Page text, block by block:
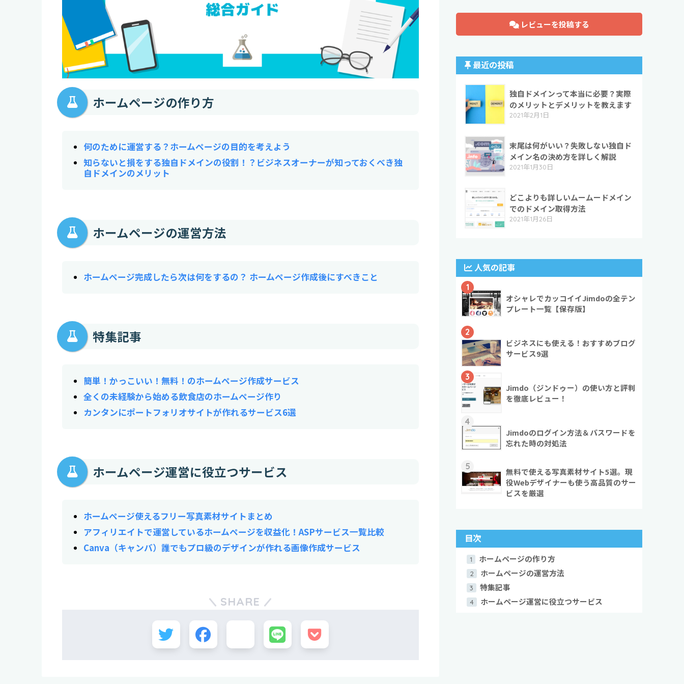
ホームページの作り方
何のために運営する？ホームページの目的を考えよう
知らないと損をする独自ドメインの役割！？ビジネスオーナーが知っておくべき独
自ドメインのメリット
ホームページの運営方法
ホームページ完成したら次は何をするの？ ホームページ作成後にすべきこと
特集記事
簡単！かっこいい！無料！のホームページ作成サービス
全くの未経験から始める飲食店のホームページ作り
カンタンにポートフォリオサイトが作れるサービス6選
ホームページ運営に役立つサービス
ホームページ使えるフリー写真素材サイトまとめ
アフィリエイトで運営しているホームページを収益化！ASPサービス一覧比較
Canva（キャンバ）誰でもプロ級のデザインが作れる画像作成サービス
SHARE
レビューを投稿する
最近の投稿
独自ドメインって本当に必要？実際
のメリットとデメリットを教えます
2021年2月1日
末尾は何がいい？失敗しない独自ド
メイン名の決め方を詳しく解説
2021年1月30日
どこよりも詳しいムームードメイン
でのドメイン取得方法
2021年1月26日
人気の記事
1
オシャレでカッコイイJimdoの全テン
プレート一覧【保存版】
2
ビジネスにも使える！おすすめブログ
サービス9選
3
Jimdo（ジンドゥー）の使い方と評判
を徹底レビュー！
4
Jimdoのログイン方法＆パスワードを
忘れた時の対処法
5
無料で使える写真素材サイト5選。現
役Webデザイナーも使う高品質のサー
ビスを厳選
目次
1 ホームページの作り方
2 ホームページの運営方法
3 特集記事
4 ホームページ運営に役立つサービス